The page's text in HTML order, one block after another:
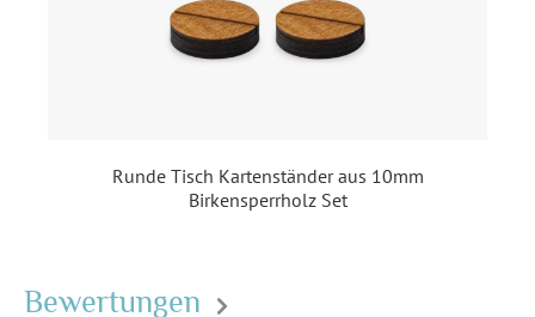
Bilderdruckpapier 300 g /
m², Naturpapier 300 g / m²
Runde Tisch Kartenständer aus 10mm
Birkensperrholz Set
Bewertungen